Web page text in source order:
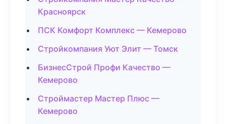
Красноярск
ПСК Комфорт Комплекс — Кемерово
Стройкомпания Уют Элит — Томск
БизнесСтрой Профи Качество —
Кемерово
Строймастер Мастер Плюс —
Кемерово